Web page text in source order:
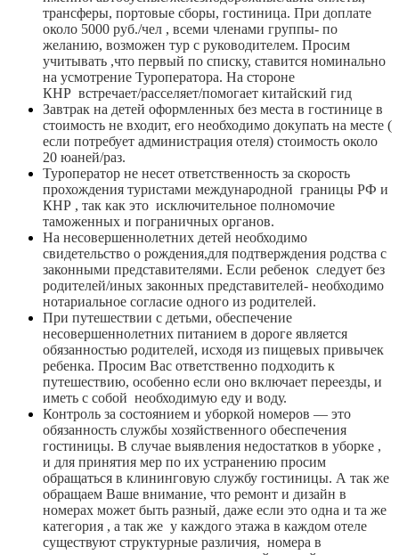
трансферы, портовые сборы, гостиница. При доплате
около 5000 руб./чел , всеми членами группы- по
желанию, возможен тур с руководителем. Просим
учитывать ,что первый по списку, ставится номинально
на усмотрение Туроператора. На стороне
КНР встречает/расселяет/помогает китайский гид
Завтрак на детей оформленных без места в гостинице в
стоимость не входит, его необходимо докупать на месте (
если потребует администрация отеля) стоимость около
20 юаней/раз.
Туроператор не несет ответственность за скорость
прохождения туристами международной границы РФ и
КНР , так как это исключительное полномочие
таможенных и пограничных органов.
На несовершеннолетних детей необходимо
свидетельство о рождения,для подтверждения родства с
законными представителями. Если ребенок следует без
родителей/иных законных представителей- необходимо
нотариальное согласие одного из родителей.
При путешествии с детьми, обеспечение
несовершеннолетних питанием в дороге является
обязанностью родителей, исходя из пищевых привычек
ребенка. Просим Вас ответственно подходить к
путешествию, особенно если оно включает переезды, и
иметь с собой необходимую еду и воду.
Контроль за состоянием и уборкой номеров — это
обязанность службы хозяйственного обеспечения
гостиницы. В случае выявления недостатков в уборке ,
и для принятия мер по их устранению просим
обращаться в клининговую службу гостиницы. А так же
обращаем Ваше внимание, что ремонт и дизайн в
номерах может быть разный, даже если это одна и та же
категория , а так же у каждого этажа в каждом отеле
существуют структурные различия, номера в